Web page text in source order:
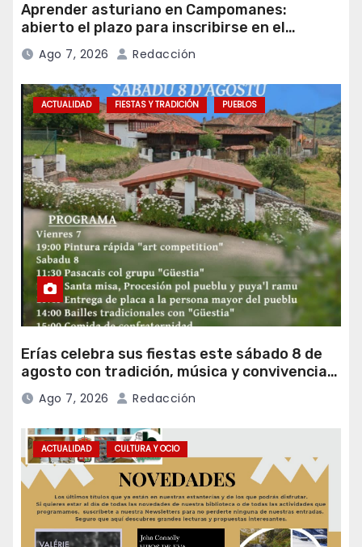
Aprender asturiano en Campomanes:
abierto el plazo para inscribirse en el
programa Falamos
Ago 7, 2026 Redacción
ACTUALIDAD FIESTAS Y TRADICIÓN PUEBLOS
Erías celebra sus fiestas este sábado 8 de
agosto con tradición, música y convivencia
vecinal
Ago 7, 2026 Redacción
ACTUALIDAD CULTURA Y OCIO